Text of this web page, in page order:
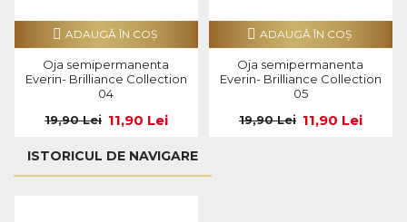
Oja semipermanenta
Everin- Brilliance Collection
04
11,90 Lei
19,90 Lei
ADAUGĂ ÎN COŞ
Oja semipermanenta
Everin- Brilliance Collection
05
11,90 Lei
19,90 Lei
ADAUGĂ ÎN COŞ
ISTORICUL DE NAVIGARE